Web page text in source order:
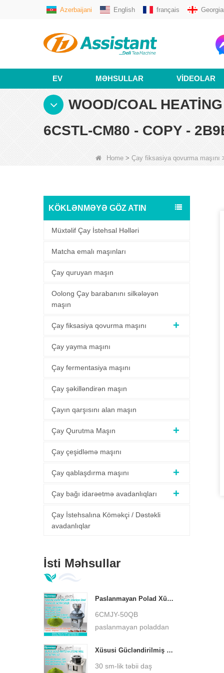
Azerbaijani English français
EV MƏHSULLAR VIDEOLAR
WOOD/COAL
6CSTL-CM80 - COPY -
Home > Çay fiksasiya qovurma maşını
KÖKLƏNMƏYƏ GÖZ ATIN
Müxtəlif Çay İstehsal Həlləri
Matcha emalı maşınları
Çay quruyan maşın
Oolong Çay barabanını silkələyən
maşın
Çay fiksasiya qovurma maşını
Çay yayma maşını
Çay fermentasiya maşını
Çay şəkilləndirən maşın
Çayın qarşısını alan maşın
Çay Qurutma Maşın
Çay çeşidləmə maşını
Çay qablaşdırma maşını
Çay bağı idarəetmə avadanlıqları
Çay İstehsalına Köməkçi / Dəstəkli
avadanlıqlar
İsti Məhsullar
Paslanmayan Polad Xüsusi Baza Matcha Yaşıl Daş Dəyirmanı Aşağı Temperaturlu Ultra İncə Matcha Taşlayıcı DL-6CYMJ-50QB
6CMJY-50QB
paslanmayan poladdan
matcha yaşıl daş
dəyirmanı, təbii qranit
Xüsusi Gücləndirilmiş Kiçik Matcha Daş Dəyirmanı 30 sm Daş Boşqab Ultra İncə Matcha Taşlayıcı DL-6CYMJ-32M
30 sm-lik təbii daş